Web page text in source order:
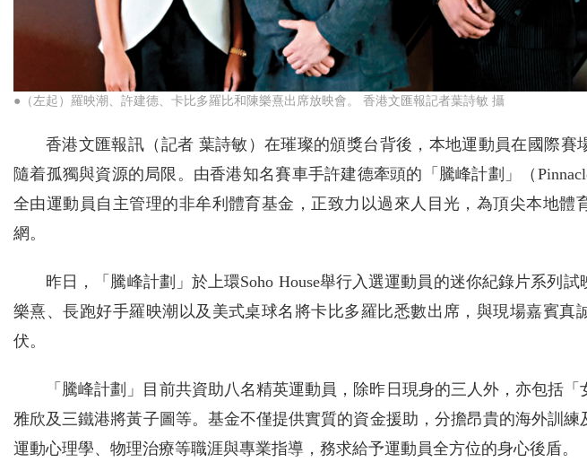
●（左起）羅映潮、許建德、卡比多羅比和陳樂熹出席放映會。 香港文匯報記者葉詩敏 攝
香港文匯報訊（記者 葉詩敏）在璀璨的頒獎台背後，本地運動員在國際賽
隨着孤獨與資源的局限。由香港知名賽車手許建德牽頭的「騰峰計劃」（
全由運動員自主管理的非牟利體育基金，正致力以過來人目光，為頂尖本地體
網。
昨日，「騰峰計劃」於上環Soho House舉行入選運動員的迷你紀錄片系列
樂熹、長跑好手羅映潮以及美式桌球名將卡比多羅比悉數出席，與現場嘉賓真
伏。
「騰峰計劃」目前共資助八名精英運動員，除昨日現身的三人外，亦包括
雅欣及三鐵港將黃子圖等。基金不僅提供實質的資金援助，分擔昂貴的海外訓練
運動心理學、物理治療等職涯與專業指導，務求給予運動員全方位的身心後盾。